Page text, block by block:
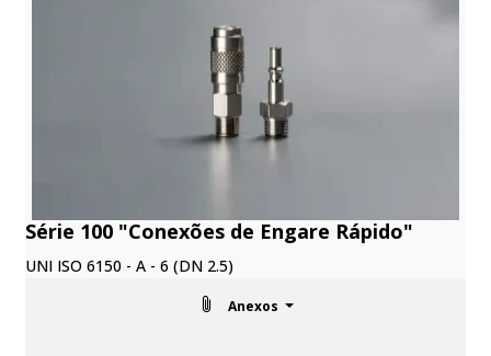
Série 100 "Conexões de Engare Rápido"
UNI ISO 6150 - A - 6 (DN 2.5)
Anexos